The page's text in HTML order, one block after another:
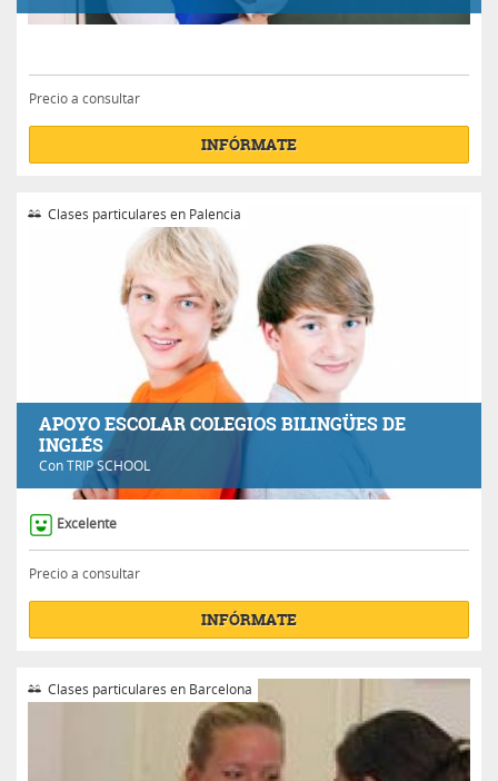
Precio a consultar
INFÓRMATE
APOYO ESCOLAR COLEGIOS BILINGÜES DE
INGLÉS
ConTRIP SCHOOL
Clases particulares en Palencia
Excelente
Precio a consultar
INFÓRMATE
Clases particulares en Barcelona